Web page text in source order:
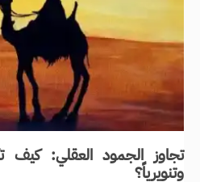
تجاوز الجمود العقلي: كيف
وتنويرياً؟